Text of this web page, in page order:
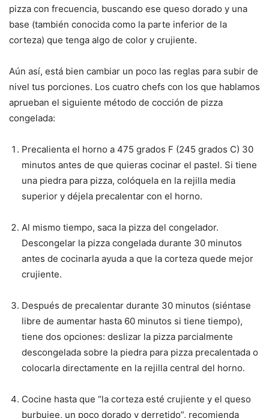
pizza con frecuencia, buscando ese queso dorado y una
base (también conocida como la parte inferior de la
corteza) que tenga algo de color y crujiente.
Aún así, está bien cambiar un poco las reglas para subir de
nivel tus porciones. Los cuatro chefs con los que hablamos
aprueban el siguiente método de cocción de pizza
congelada:
Precalienta el horno a 475 grados F (245 grados C) 30
minutos antes de que quieras cocinar el pastel. Si tiene
una piedra para pizza, colóquela en la rejilla media
superior y déjela precalentar con el horno.
Al mismo tiempo, saca la pizza del congelador.
Descongelar la pizza congelada durante 30 minutos
antes de cocinarla ayuda a que la corteza quede mejor
crujiente.
Después de precalentar durante 30 minutos (siéntase
libre de aumentar hasta 60 minutos si tiene tiempo),
tiene dos opciones: deslizar la pizza parcialmente
descongelada sobre la piedra para pizza precalentada o
colocarla directamente en la rejilla central del horno.
Cocine hasta que “la corteza esté crujiente y el queso
burbujee, un poco dorado y derretido”, recomienda